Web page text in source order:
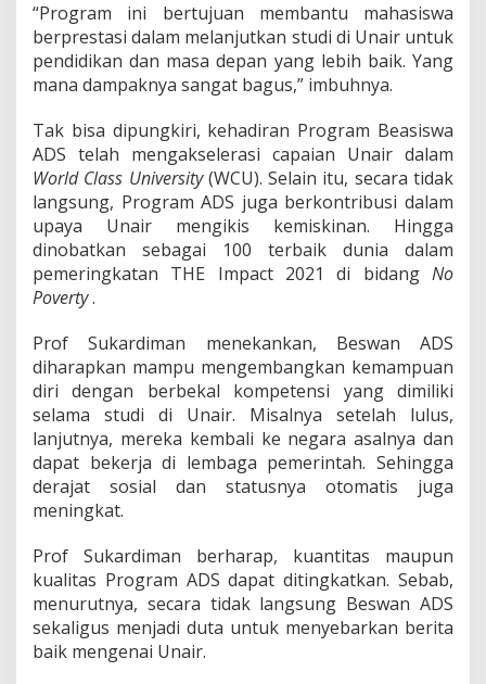
“Program ini bertujuan membantu mahasiswa
berprestasi dalam melanjutkan studi di Unair untuk
pendidikan dan masa depan yang lebih baik. Yang
mana dampaknya sangat bagus,” imbuhnya.
Tak bisa dipungkiri, kehadiran Program Beasiswa
ADS telah mengakselerasi capaian Unair dalam
World Class University(WCU). Selain itu, secara tidak
langsung, Program ADS juga berkontribusi dalam
upaya Unair mengikis kemiskinan. Hingga
dinobatkan sebagai 100 terbaik dunia dalam
pemeringkatan THE Impact 2021 di bidang No
Poverty.
Prof Sukardiman menekankan, Beswan ADS
diharapkan mampu mengembangkan kemampuan
diri dengan berbekal kompetensi yang dimiliki
selama studi di Unair. Misalnya setelah lulus,
lanjutnya, mereka kembali ke negara asalnya dan
dapat bekerja di lembaga pemerintah. Sehingga
derajat sosial dan statusnya otomatis juga
meningkat.
Prof Sukardiman berharap, kuantitas maupun
kualitas Program ADS dapat ditingkatkan. Sebab,
menurutnya, secara tidak langsung Beswan ADS
sekaligus menjadi duta untuk menyebarkan berita
baik mengenai Unair.